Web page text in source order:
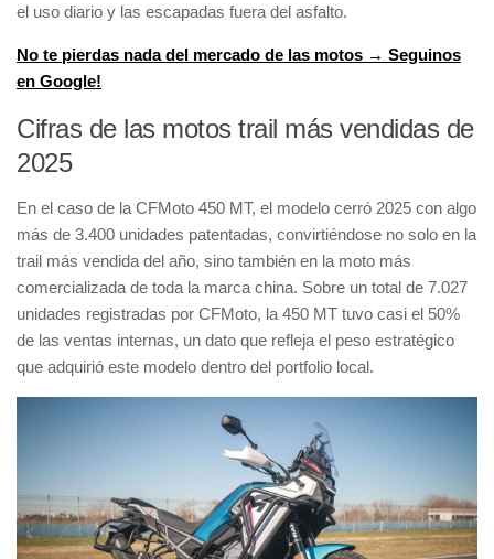
el uso diario y las escapadas fuera del asfalto.
No te pierdas nada del mercado de las motos → Seguinos
en Google!
Cifras de las motos trail más vendidas de
2025
En el caso de la CFMoto 450 MT, el modelo cerró 2025 con algo
más de 3.400 unidades patentadas, convirtiéndose no solo en la
trail más vendida del año, sino también en la moto más
comercializada de toda la marca china. Sobre un total de 7.027
unidades registradas por CFMoto, la 450 MT tuvo casi el 50%
de las ventas internas, un dato que refleja el peso estratégico
que adquirió este modelo dentro del portfolio local.